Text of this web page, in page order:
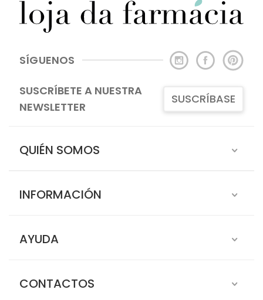
SÍGUENOS
SUSCRÍBETE A NUESTRA
NEWSLETTER
SUSCRÍBASE
QUIÉN SOMOS
INFORMACIÓN
AYUDA
CONTACTOS